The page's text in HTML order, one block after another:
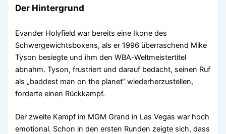
Der Hintergrund
Evander Holyfield war bereits eine Ikone des
Schwergewichtsboxens, als er 1996 überraschend Mike
Tyson besiegte und ihm den WBA-Weltmeistertitel
abnahm. Tyson, frustriert und darauf bedacht, seinen Ruf
als „baddest man on the planet“ wiederherzustellen,
forderte einen Rückkampf.
Der zweite Kampf im MGM Grand in Las Vegas war hoch
emotional. Schon in den ersten Runden zeigte sich, dass